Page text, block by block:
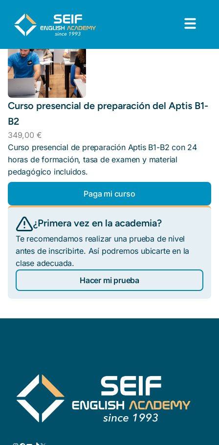
Curso presencial de preparación del Aptis B1-
B2
349,00 €
Curso presencial de preparación Aptis B1-B2 con 24
horas de formación, tasa de examen y material
pedagógico incluidos.
Paga mi curso
¿Primera vez en la academia?
Te recomendamos realizar una prueba de nivel
antes de inscribirte. Así podremos ubicarte en la
clase adecuada.
Hacer mi prueba